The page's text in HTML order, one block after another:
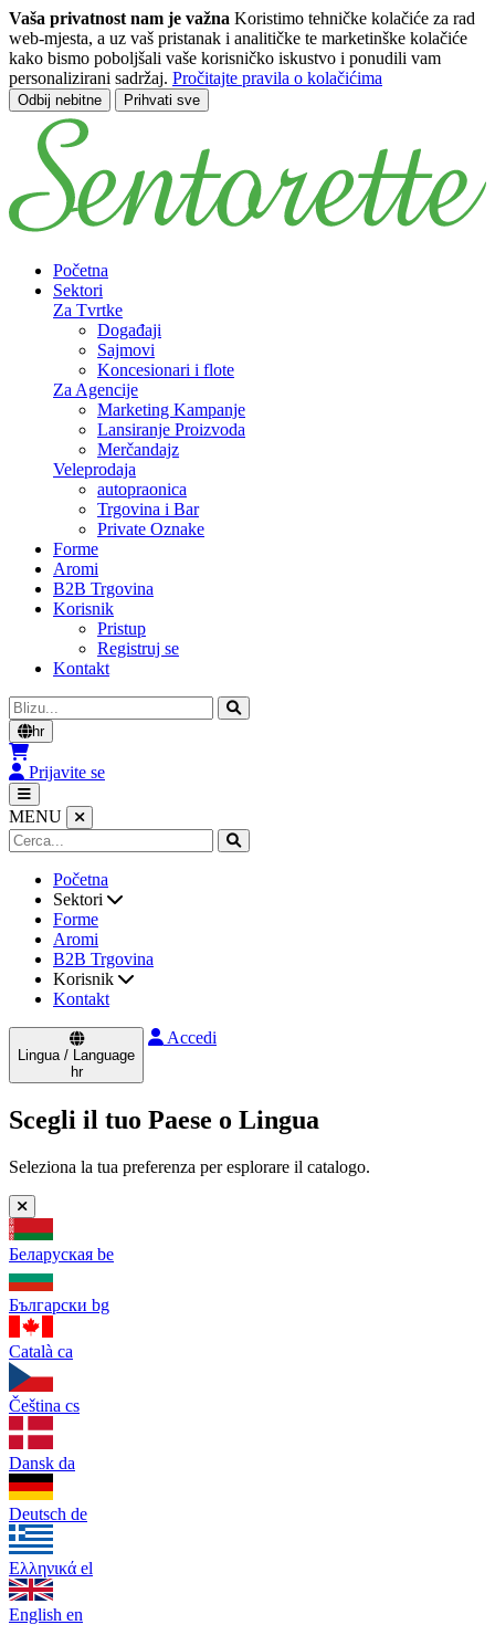
Vaša privatnost nam je važna Koristimo tehničke kolačiće za rad
web-mjesta, a uz vaš pristanak i analitičke te marketinške kolačiće
kako bismo poboljšali vaše korisničko iskustvo i ponudili vam
personalizirani sadržaj. Pročitajte pravila o kolačićima
Odbij nebitne Prihvati sve
Prijeđi na glavni sadržaj
Početna
Sektori
Za Tvrtke
Događaji
Sajmovi
Koncesionari i flote
Za Agencije
Marketing Kampanje
Lansiranje Proizvoda
Merčandajz
Veleprodaja
autopraonica
Trgovina i Bar
Private Oznake
Forme
Aromi
B2B Trgovina
Korisnik
Pristup
Registruj se
Kontakt
Cerca
hr
Prijavite se
MENU
Početna
Sektori
Forme
Aromi
B2B Trgovina
Korisnik
Kontakt
Lingua / Language
hr
Accedi
Scegli il tuo Paese o Lingua
Seleziona la tua preferenza per esplorare il catalogo.
Беларуская be
Български bg
Català ca
Čeština cs
Dansk da
Deutsch de
Ελληνικά el
English en